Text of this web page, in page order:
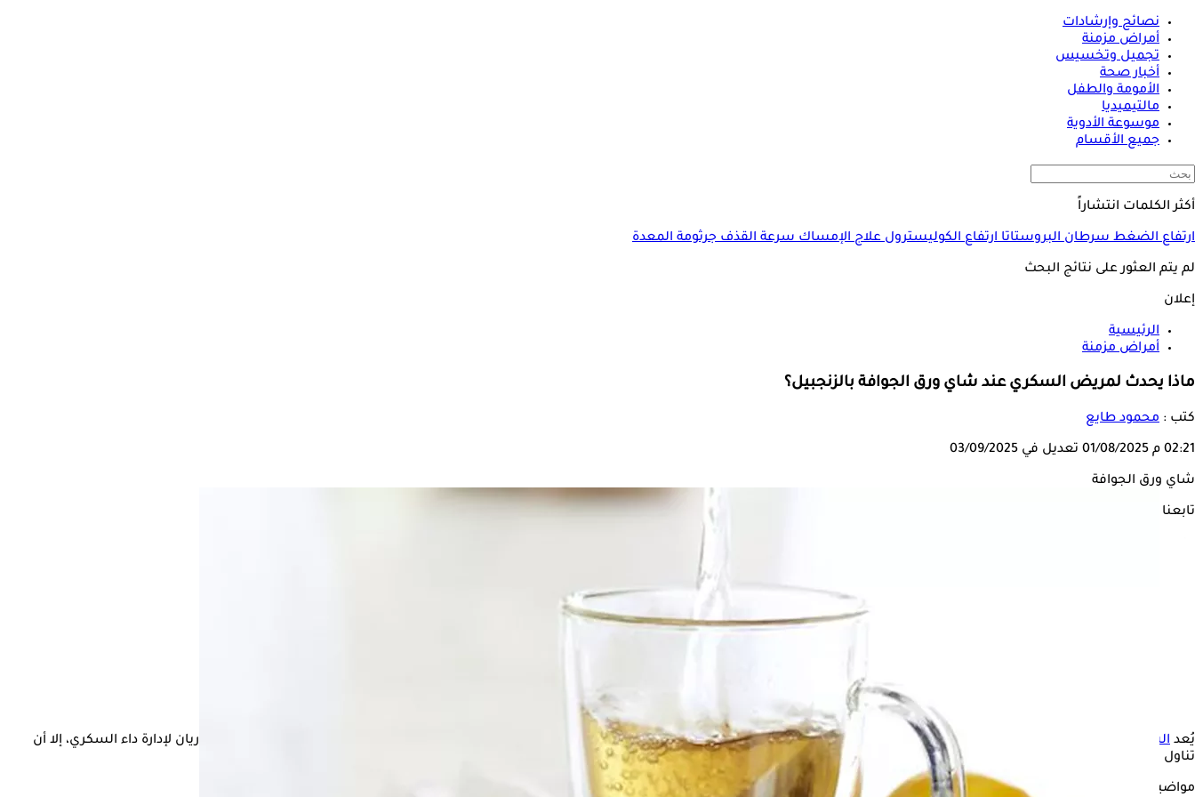
نصائح وإرشادات
أمراض مزمنة
تجميل وتخسيس
أخبار صحة
الأمومة والطفل
مالتيميديا
موسوعة الأدوية
جميع الأقسام
أكثر الكلمات انتشاراً
ارتفاع الضغطسرطان البروستاتاارتفاع الكوليسترولعلاج الإمساكسرعة القذفجرثومة المعدة
لم يتم العثور على نتائج البحث
إعلان
الرئيسية
أمراض مزمنة
ماذا يحدث لمريض السكري عند شاي ورق الجوافة بالزنجبيل؟
كتب : محمود طايع
02:21 م 01/08/2025 تعديل في 03/09/2025
شاي ورق الجوافة
تابعنا على
يُعد السكري
من أكثر الأمراض المُزمنة شيوعًا بين الأشخاص، وهو اضطراب أيضي مزمن يتسبب في ارتفاع مستويات السكر بالدم، وفي حين أن الأدوية وتغيير نمط الحياة ضروريان لإدارة داء السكري، إلا أن
تناول العلاجات الطبيعية لها دورًا أيضًا.
مواضيع ذات صلة